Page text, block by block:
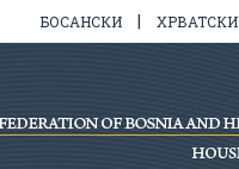
БОСАНСКИ | ХРВАТСКИ